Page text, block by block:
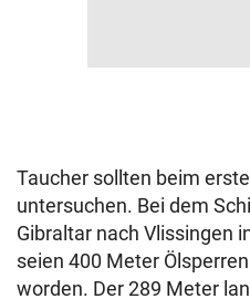
Taucher sollten beim
untersuchen. Bei dem
Gibraltar nach Vlissingen
seien 400 Meter
worden. Der 289 Meter